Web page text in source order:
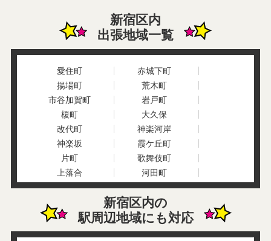
新宿区内
出張地域一覧
愛住町
赤城下町
揚場町
荒木町
市谷加賀町
岩戸町
榎町
大久保
改代町
神楽河岸
神楽坂
霞ケ丘町
片町
歌舞伎町
上落合
河田町
喜久井町
北町
細工町
坂町
左門町
三栄町
信濃町
新宿区内の
駅周辺地域にも対応